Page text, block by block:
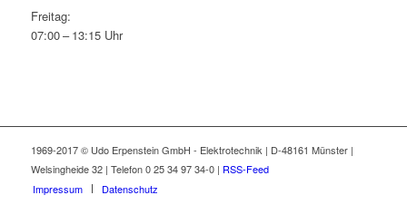
Freitag:
07:00 – 13:15 Uhr
1969-2017 © Udo Erpenstein GmbH - Elektrotechnik | D-48161 Münster |
Welsingheide 32 | Telefon 0 25 34 97 34-0 | RSS-Feed
Impressum
Datenschutz